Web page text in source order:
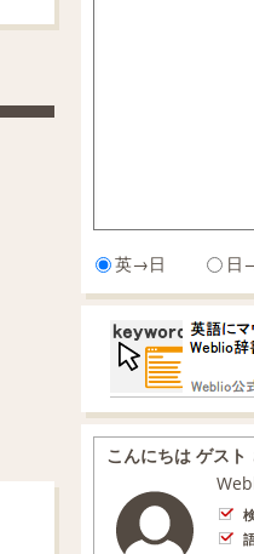
英→日 日
こんにちは ゲスト